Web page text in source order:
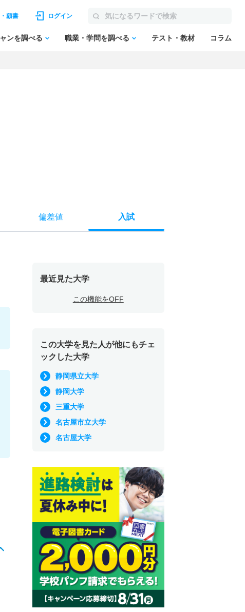
願書 ログイン
ンを調べる 職業・学問を調べる テスト・教材 コラム
偏差値 入試
最近見た大学
この機能をOFF
この大学を見た人が他にもチェ
ックした大学
静岡県立大学
静岡大学
三重大学
名古屋市立大学
名古屋大学